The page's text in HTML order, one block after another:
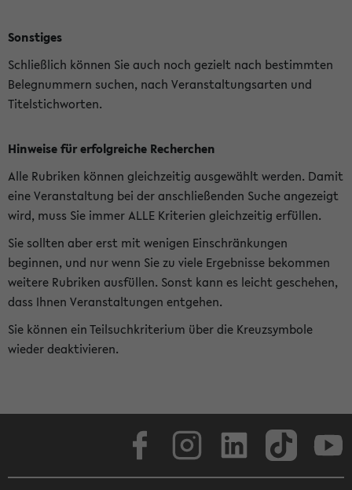
Sonstiges
Schließlich können Sie auch noch gezielt nach bestimmten
Belegnummern suchen, nach Veranstaltungsarten und
Titelstichworten.
Hinweise für erfolgreiche Recherchen
Alle Rubriken können gleichzeitig ausgewählt werden. Damit
eine Veranstaltung bei der anschließenden Suche angezeigt
wird, muss Sie immer ALLE Kriterien gleichzeitig erfüllen.
Sie sollten aber erst mit wenigen Einschränkungen
beginnen, und nur wenn Sie zu viele Ergebnisse bekommen
weitere Rubriken ausfüllen. Sonst kann es leicht geschehen,
dass Ihnen Veranstaltungen entgehen.
Sie können ein Teilsuchkriterium über die Kreuzsymbole
wieder deaktivieren.